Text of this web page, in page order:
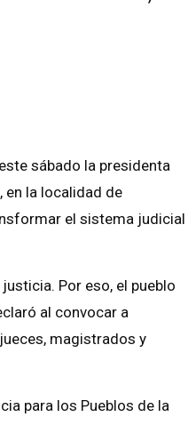
sábado la presidenta
en la localidad de
el sistema judicial
Por eso, el pueblo
al convocar a
magistrados y
para los Pueblos de la